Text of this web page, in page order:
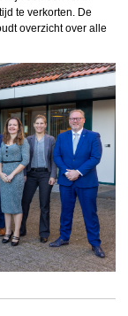
te verkorten. De
overzicht over alle